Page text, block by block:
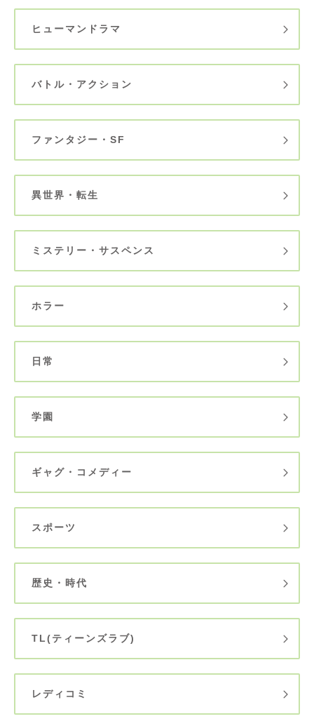
ヒューマンドラマ
バトル・アクション
ファンタジー・SF
異世界・転生
ミステリー・サスペンス
ホラー
日常
学園
ギャグ・コメディー
スポーツ
歴史・時代
TL(ティーンズラブ)
レディコミ